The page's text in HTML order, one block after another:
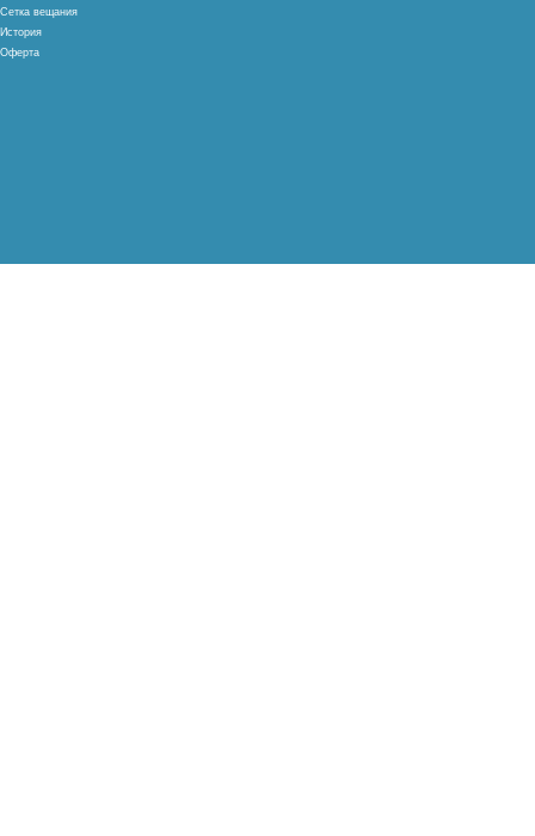
Сетка вещания
История
Оферта